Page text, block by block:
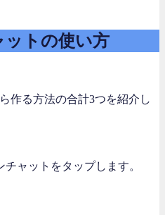
トの使い方
作る方法の合計3つを紹介し
ャットをタップします。